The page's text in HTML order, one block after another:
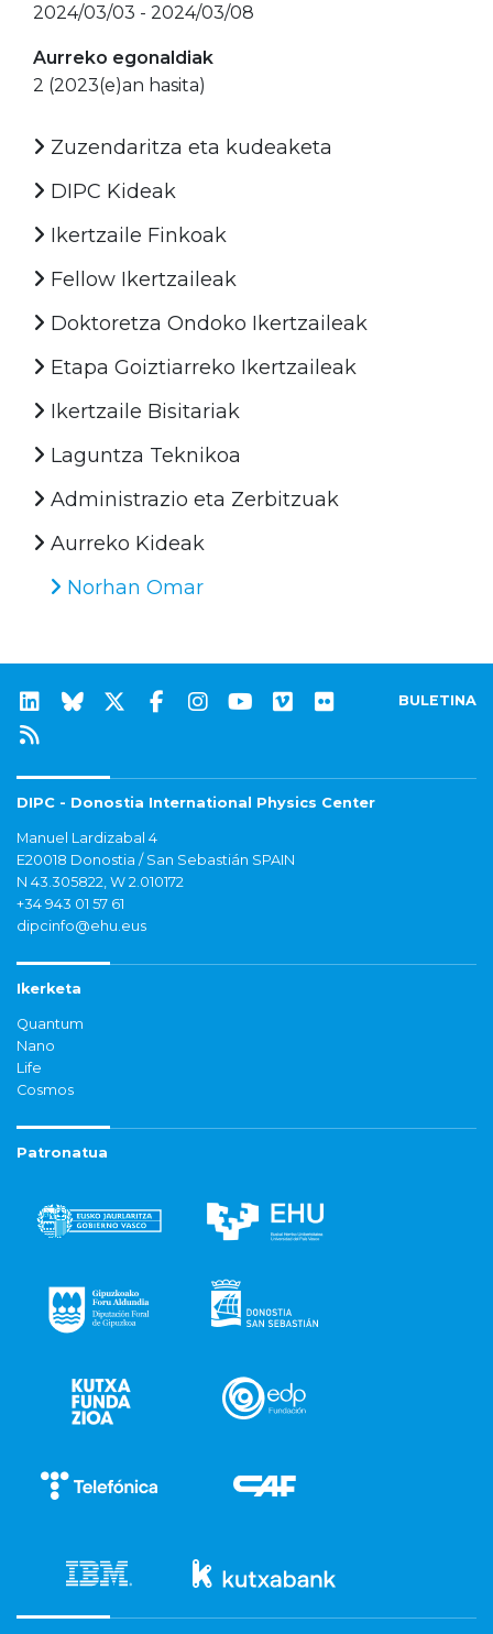
2024/03/03 - 2024/03/08
Aurreko egonaldiak
2 (2023(e)an hasita)
Zuzendaritza eta kudeaketa
DIPC Kideak
Ikertzaile Finkoak
Fellow Ikertzaileak
Doktoretza Ondoko Ikertzaileak
Etapa Goiztiarreko Ikertzaileak
Ikertzaile Bisitariak
Laguntza Teknikoa
Administrazio eta Zerbitzuak
Aurreko Kideak
Norhan Omar
BULETINA
DIPC - Donostia International Physics Center
Manuel Lardizabal 4
E20018 Donostia / San Sebastián SPAIN
N 43.305822, W 2.010172
+34 943 01 57 61
dipcinfo@ehu.eus
Ikerketa
Quantum
Nano
Life
Cosmos
Patronatua